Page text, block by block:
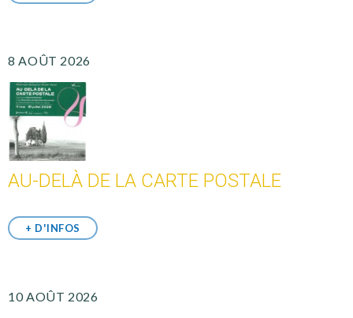
8 AOÛT 2026
AU-DELÀ DE LA CARTE POSTALE
+ D'INFOS
10 AOÛT 2026